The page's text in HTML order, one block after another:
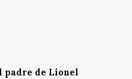
padre de Lionel